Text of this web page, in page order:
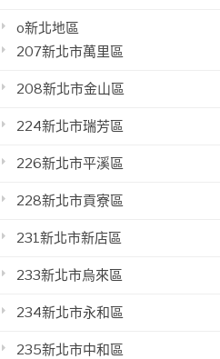
o新北地區
207新北市萬里區
208新北市金山區
224新北市瑞芳區
226新北市平溪區
228新北市貢寮區
231新北市新店區
233新北市烏來區
234新北市永和區
235新北市中和區